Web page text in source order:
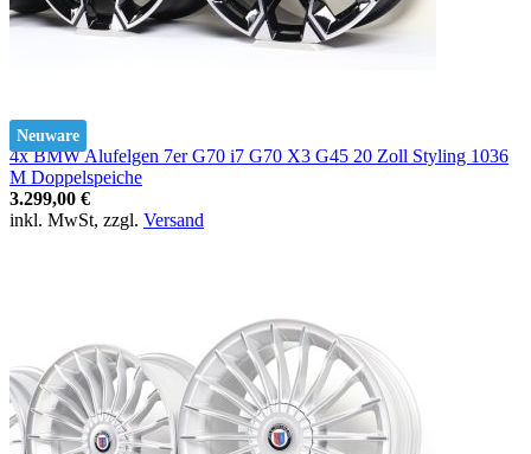
Neuware
4x BMW Alufelgen 7er G70 i7 G70 X3 G45 20 Zoll Styling 1036
M Doppelspeiche
3.299,00 €
inkl. MwSt, zzgl. Versand